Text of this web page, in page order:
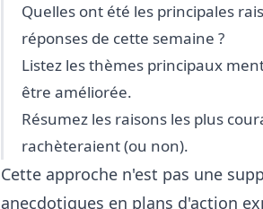
Quelles ont été les principales
réponses de cette semaine ?
Listez les thèmes principaux
être améliorée.
Résumez les raisons les plus
rachèteraient (ou non).
Cette approche n'est pas une
anecdotiques en plans d'action